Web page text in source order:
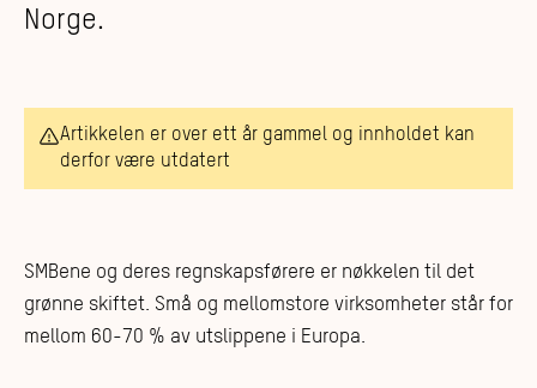
Norge.
Artikkelen er over ett år gammel og innholdet kan
derfor være utdatert
SMBene og deres regnskapsførere er nøkkelen til det
grønne skiftet. Små og mellomstore virksomheter står for
mellom 60-70 % av utslippene i Europa.